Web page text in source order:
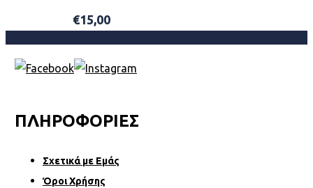
€15,00
ΠΛΗΡΟΦΟΡΙΕΣ
Σχετικά µε Εµάς
Όροι Χρήσης